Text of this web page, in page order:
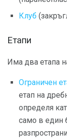
Клуб
Етапи
Има два етапа
Ограничен
етап на
определя
само в един